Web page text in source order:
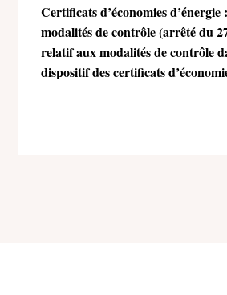
Certificats d’économies d’énergie
modalités de contrôle (arrêté du
relatif aux modalités de contrôle
dispositif des certificats